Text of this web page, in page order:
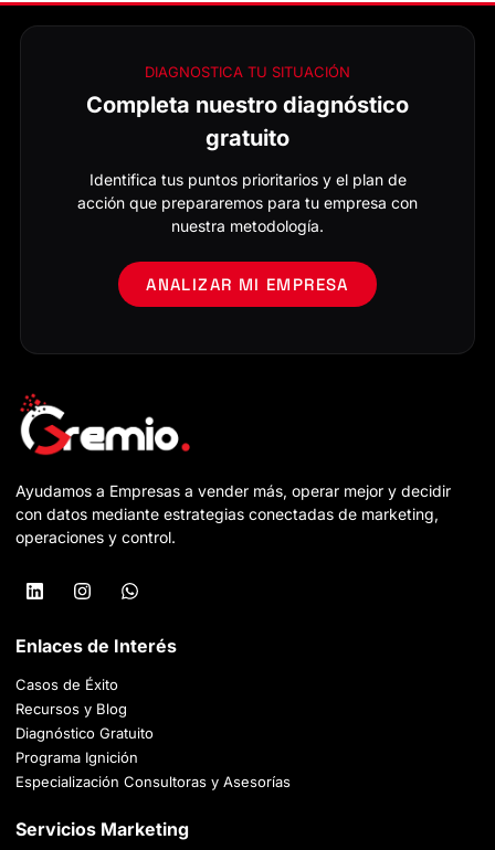
DIAGNOSTICA TU SITUACIÓN
Completa nuestro diagnóstico
gratuito
Identifica tus puntos prioritarios y el plan de
acción que prepararemos para tu empresa con
nuestra metodología.
ANALIZAR MI EMPRESA
Ayudamos a Empresas a vender más, operar mejor y decidir
con datos mediante estrategias conectadas de marketing,
operaciones y control.
Enlaces de Interés
Casos de Éxito
Recursos y Blog
Diagnóstico Gratuito
Programa Ignición
Especialización Consultoras y Asesorías
Servicios Marketing